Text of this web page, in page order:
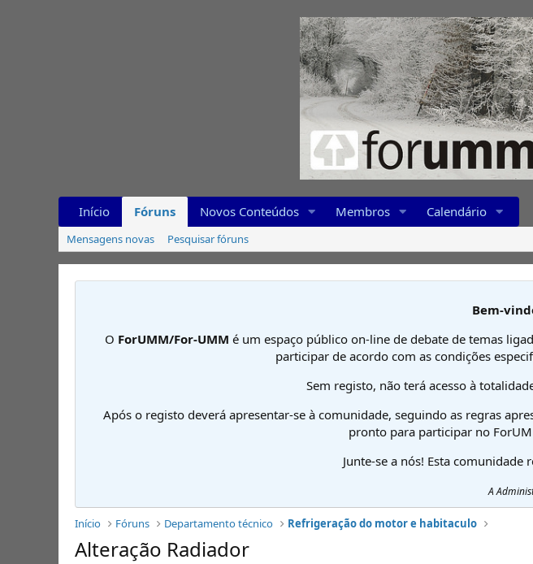
Início Fóruns Novos Conteúdos Membros Calendário
Mensagens novas Pesquisar fóruns
Bem-
O ForUMM/For-UMM é um espaço público on-line de debate de temas
participar de acordo com as condições
Sem registo, não terá acesso à
Após o registo deverá apresentar-se à comunidade, seguindo as regras
pronto para participar no
Junte-se a nós! Esta
A
Início Fóruns Departamento técnico Refrigeração do motor e habitaculo
Alteração Radiador